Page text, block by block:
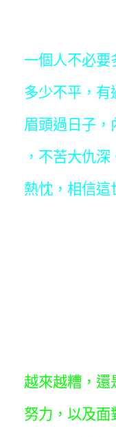
一個人不必要
多少不平，有
眉頭過日子，
，不苦大仇
熱忱，相信這
越來越糟，還
努力，以及面